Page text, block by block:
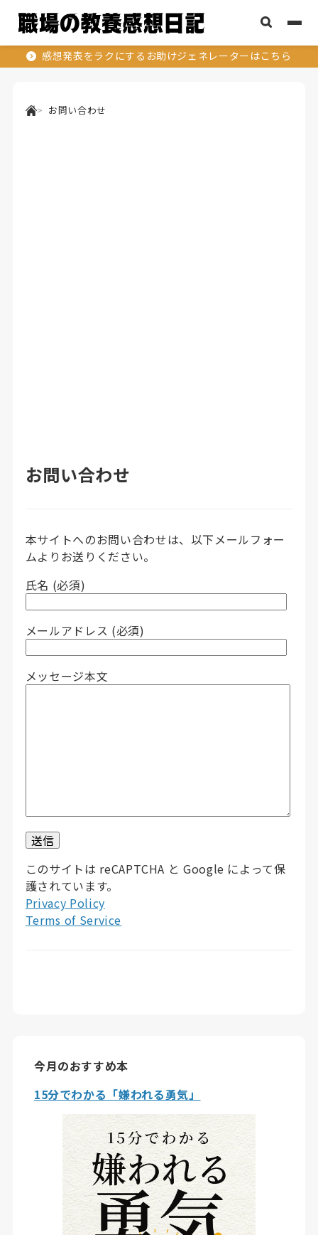
感想発表をラクにするお助けジェネレーターはこちら
お問い合わせ
お問い合わせ
本サイトへのお問い合わせは、以下メールフォー
ムよりお送りください。
氏名 (必須)
メールアドレス (必須)
メッセージ本文
このサイトは reCAPTCHA と Google によって保
護されています。
Privacy Policy
Terms of Service
今月のおすすめ本
15分でわかる「嫌われる勇気」